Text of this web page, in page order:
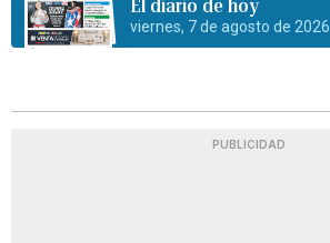
El diario de hoy
viernes, 7 de agosto de 2026
PUBLICIDAD